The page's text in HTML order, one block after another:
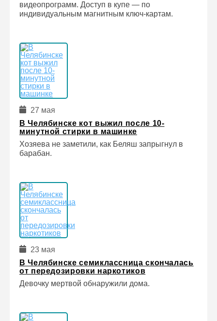
видеопрограмм. Доступ в купе — по
индивидуальным магнитным ключ-картам.
27 мая
В Челябинске кот выжил после 10-
минутной стирки в машинке
Хозяева не заметили, как Беляш запрыгнул в
барабан.
23 мая
В Челябинске семиклассница скончалась
от передозировки наркотиков
Девочку мертвой обнаружили дома.